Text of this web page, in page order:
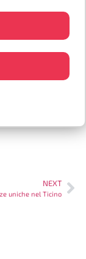
NEXT
uniche nel Ticino